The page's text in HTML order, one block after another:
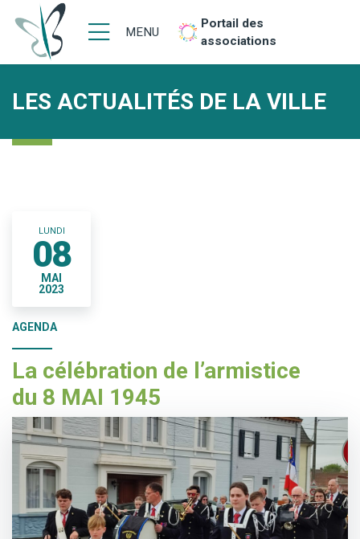
MENU
Portail des
associations
LES ACTUALITÉS DE LA VILLE
LUNDI
08
MAI
2023
AGENDA
La célébration de l’armistice
du 8 MAI 1945